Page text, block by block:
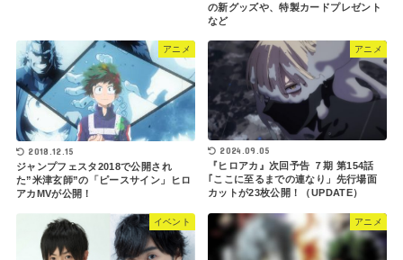
の新グッズや、特製カードプレゼント
など
アニメ
2018.12.15
ジャンプフェスタ2018で公開され
た”米津玄師”の「ピースサイン」ヒロ
アカMVが公開！
アニメ
2024.09.05
『ヒロアカ』次回予告 ７期 第154話
｢ここに至るまでの連なり」先行場面
カットが23枚公開！（UPDATE）
イベント アニメ